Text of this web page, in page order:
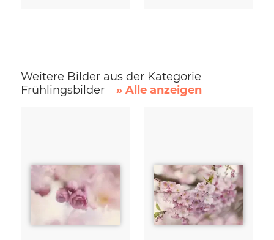
Weitere Bilder aus der Kategorie
Frühlingsbilder
» Alle anzeigen